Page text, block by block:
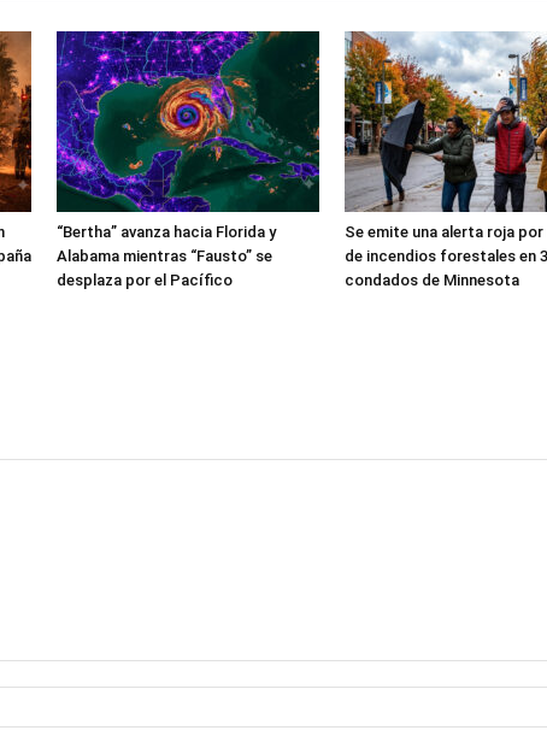
“Bertha” avanza hacia Florida y
Alabama mientras “Fausto” se
desplaza por el Pacífico
Se emite una alerta roja
de incendios forestales en
condados de Minnesota